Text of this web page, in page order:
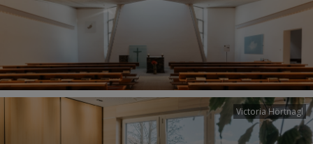
Victoria Hörtnagl